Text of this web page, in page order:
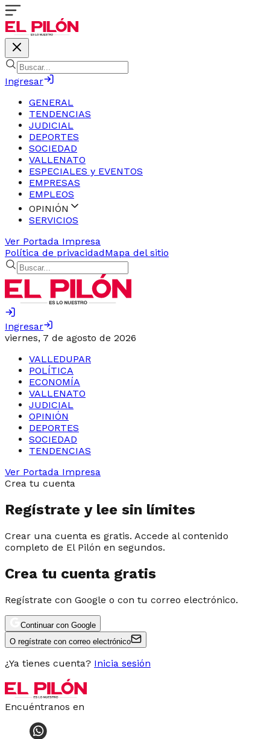
Ingresar
GENERAL
TENDENCIAS
JUDICIAL
DEPORTES
SOCIEDAD
VALLENATO
ESPECIALES y EVENTOS
EMPRESAS
EMPLEOS
OPINIÓN
SERVICIOS
Ver Portada Impresa
Política de privacidadMapa del sitio
Ingresar
viernes, 7 de agosto de 2026
VALLEDUPAR
POLÍTICA
ECONOMÍA
VALLENATO
JUDICIAL
OPINIÓN
DEPORTES
SOCIEDAD
TENDENCIAS
Ver Portada Impresa
Crea tu cuenta
Regístrate y lee sin límites
Crear una cuenta es gratis. Accede al contenido
completo de El Pilón en segundos.
Crea tu cuenta gratis
Regístrate con Google o con tu correo electrónico.
Continuar con Google
O regístrate con correo electrónico
¿Ya tienes cuenta? Inicia sesión
Encuéntranos en